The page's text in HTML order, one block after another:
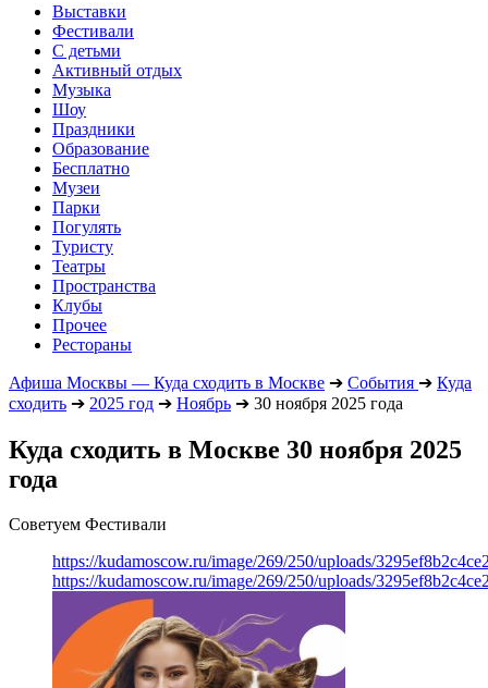
Выставки
Фестивали
С детьми
Активный отдых
Музыка
Шоу
Праздники
Образование
Бесплатно
Музеи
Парки
Погулять
Туристу
Театры
Пространства
Клубы
Прочее
Рестораны
Афиша Москвы — Куда сходить в Москве ➔ События ➔ Куда
сходить ➔ 2025 год ➔ Ноябрь ➔ 30 ноября 2025 года
Куда сходить в Москве 30 ноября 2025
года
Советуем Фестивали
https://kudamoscow.ru/image/269/250/uploads/
https://kudamoscow.ru/image/269/250/uploads/